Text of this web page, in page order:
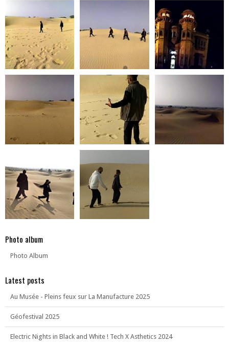
Photo album
Photo Album
Latest posts
Au Musée - Pleins feux sur La Manufacture 2025
Géofestival 2025
Electric Nights in Black and White ! Tech X Asthetics 2024